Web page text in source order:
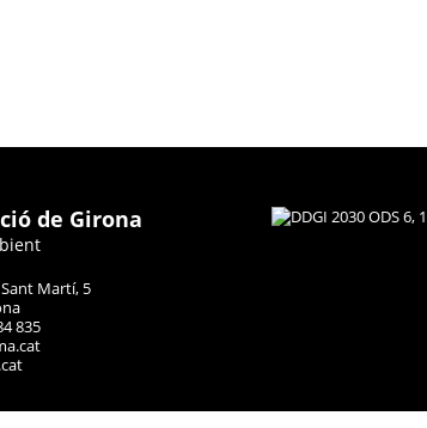
de Girona
Martí, 5
835